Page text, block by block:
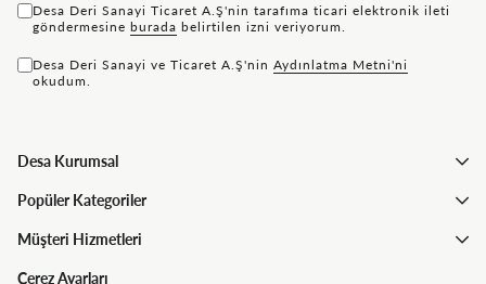
Desa Deri Sanayi Ticaret A.Ş'nin tarafıma ticari elektronik ileti
göndermesine bu rada belirtilen izni veriyorum.
Desa Deri Sanayi ve Ticaret A.Ş'nin Aydınlatma Metni'ni
okudum.
Desa Kurumsal
Popüler Kategoriler
Müşteri Hizmetleri
Çerez Ayarları